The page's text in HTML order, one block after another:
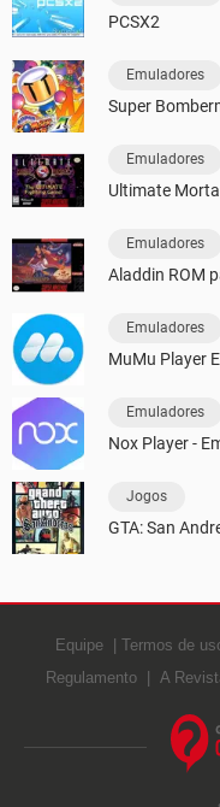
PCSX2
Emuladores
Super
Emuladores
Ultimate
Emuladores
Aladdin ROM
Emuladores
MuMu Player
Emuladores
Nox Player -
Jogos
GTA: San
Equipe Termos de
Regulamento
A